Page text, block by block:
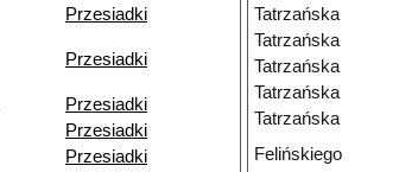
Przesiadki
Przesiadki
Przesiadki
Przesiadki
Przesiadki
Tatrzańska
Tatrzańska
Tatrzańska
Tatrzańska
Tatrzańska
Felińskiego